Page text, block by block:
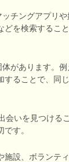
チングアプリ
を検索するこ
があります。
ることで、同
会いを見つける
す。
設、ボランテ